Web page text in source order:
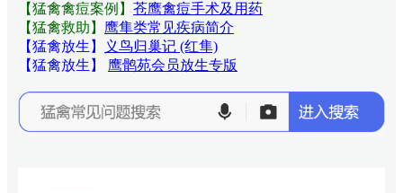
【猛禽禽痘案例】 苍鹰禽痘手术及用药
【猛禽救助】 鹰隼类常见疾病简介
【猛禽放生】
义鸟归巢记 (红隼)
【猛禽放生】
鹰鹘苑会员放生专版